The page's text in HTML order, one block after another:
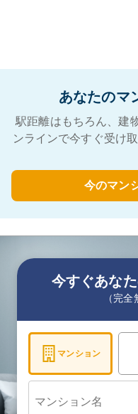
あなたのマ
駅距離はもちろん、建
ンラインで今すぐ受け
今のマン
今すぐあな
（完
マンション